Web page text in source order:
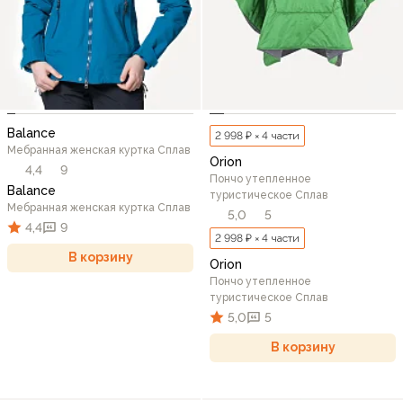
Balance
Мебранная женская куртка Сплав
4,4
9
Balance
Мебранная женская куртка Сплав
4,4 9
В корзину
2 998 ₽ × 4 части
Orion
Пончо утепленное
туристическое Сплав
5,0 5
2 998 ₽ × 4 части
Orion
Пончо утепленное
туристическое Сплав
5,0 5
В корзину